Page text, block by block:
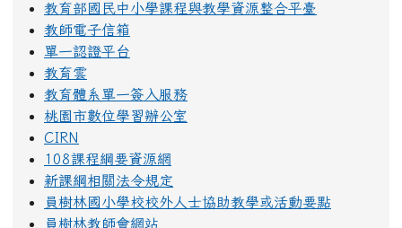
教育部國民中小學課程與教學資源整合平臺
教師電子信箱
單一認證平台
教育雲
教育體系單一簽入服務
桃園市數位學習辦公室
CIRN
108課程綱要資源網
新課綱相關法令規定
員樹林國小學校校外人士協助教學或活動要點
員樹林教師會網站